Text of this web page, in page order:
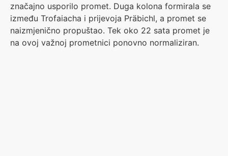
značajno usporilo promet. Duga kolona formirala se
između Trofaiacha i prijevoja Präbichl, a promet se
naizmjenično propuštao. Tek oko 22 sata promet je
na ovoj važnoj prometnici ponovno normaliziran.